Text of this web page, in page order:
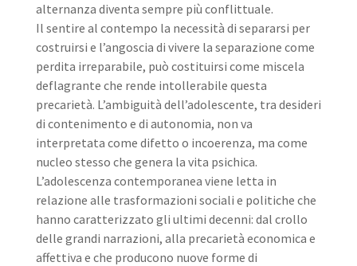
alternanza diventa sempre più conflittuale.
Il sentire al contempo la necessità di separarsi per
costruirsi e l’angoscia di vivere la separazione come
perdita irreparabile, può costituirsi come miscela
deflagrante che rende intollerabile questa
precarietà. L’ambiguità dell’adolescente, tra desideri
di contenimento e di autonomia, non va
interpretata come difetto o incoerenza, ma come
nucleo stesso che genera la vita psichica.
L’adolescenza contemporanea viene letta in
relazione alle trasformazioni sociali e politiche che
hanno caratterizzato gli ultimi decenni: dal crollo
delle grandi narrazioni, alla precarietà economica e
affettiva e che producono nuove forme di